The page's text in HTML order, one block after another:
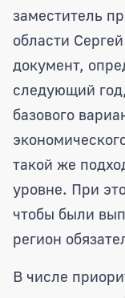
заместитель
области
документ,
следующий
базового
такой же
уровне. При
чтобы были
регион
В числе